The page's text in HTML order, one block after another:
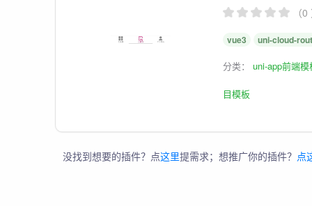
（
vue3 uni-cloud-
分类：uni-app前端模
目模板
没找到想要的插件？点这里提需求；想推广你的插件？ 点